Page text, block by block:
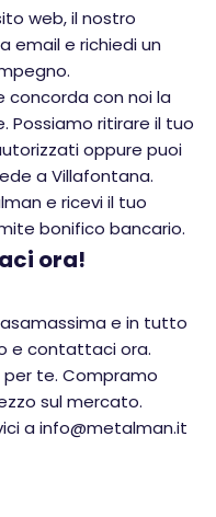
web, il nostro
email e richiedi un
con noi la
Possiamo ritirare il tuo
oppure puoi
a Villafontana.
e ricevi il tuo
bonifico bancario.
ora!
e in tutto
e contattaci ora.
te. Compramo
sul mercato.
a info@metalman.it